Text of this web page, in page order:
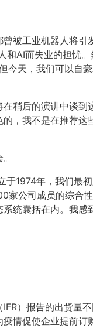
被工业机器人将引
和AI而失业的担忧
今天，我们可以自
稍后的演讲中谈
，我不是在推荐
于1974年，我们最
家公司成员的综合
统囊括在内。我
）报告的出货量
情促使企业提前